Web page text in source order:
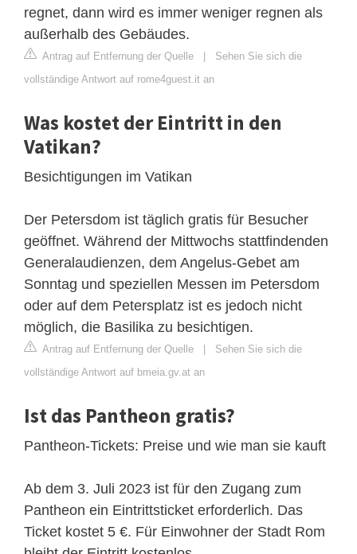
regnet, dann wird es immer weniger regnen als
außerhalb des Gebäudes.
Antrag auf Entfernung der Quelle | Sehen Sie sich die
vollständige Antwort auf rome4guest.it an
Was kostet der Eintritt in den
Vatikan?
Besichtigungen im Vatikan
Der Petersdom ist täglich gratis für Besucher
geöffnet. Während der Mittwochs stattfindenden
Generalaudienzen, dem Angelus-Gebet am
Sonntag und speziellen Messen im Petersdom
oder auf dem Petersplatz ist es jedoch nicht
möglich, die Basilika zu besichtigen.
Antrag auf Entfernung der Quelle | Sehen Sie sich die
vollständige Antwort auf bmeia.gv.at an
Ist das Pantheon gratis?
Pantheon-Tickets: Preise und wie man sie kauft
Ab dem 3. Juli 2023 ist für den Zugang zum
Pantheon ein Eintrittsticket erforderlich. Das
Ticket kostet 5 €. Für Einwohner der Stadt Rom